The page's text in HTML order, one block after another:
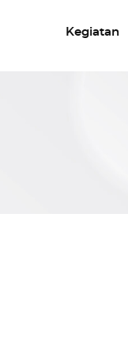
Kegiatan